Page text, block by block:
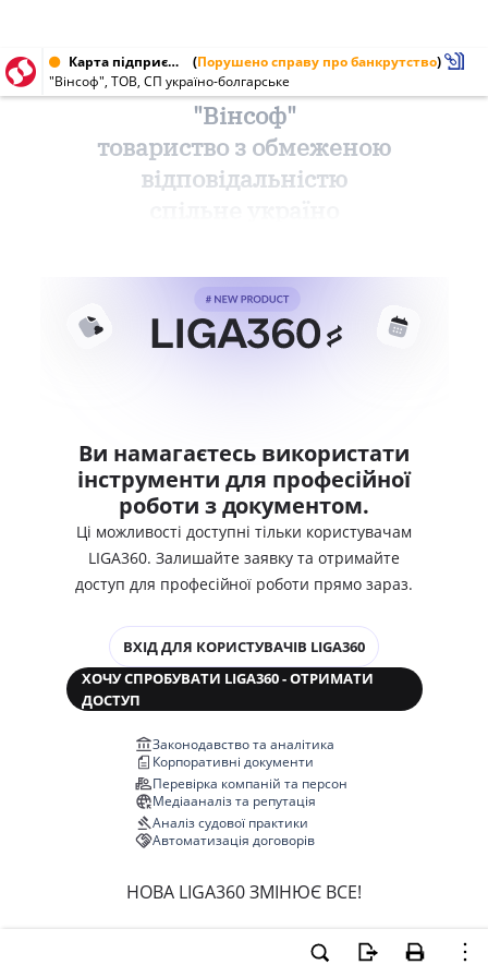
Карта підприємства від 01.07.1998 (Порушено справу про банкрутство)
"Вінсоф", ТОВ, СП україно-болгарське
"Вінсоф"
товариство з обмеженою
відповідальністю
Ви намагаєтесь використати
інструменти для професійної
роботи з документом.
Ці можливості доступні тільки користувачам
LIGA360. Залишайте заявку та отримайте
доступ для професійної роботи прямо зараз.
ВХІД ДЛЯ КОРИСТУВАЧІВ LIGA360
ХОЧУ СПРОБУВАТИ LIGA360 - ОТРИМАТИ
ДОСТУП
Законодавство та аналітика
Корпоративні документи
Перевірка компаній та персон
Медіааналіз та репутація
Аналіз судової практики
Автоматизація договорів
НОВА LIGA360 ЗМІНЮЄ ВСЕ!